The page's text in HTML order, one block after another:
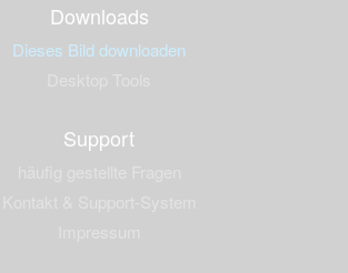
Downloads
Dieses Bild downloaden
Support